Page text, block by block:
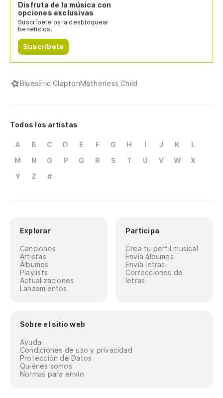
Disfruta de la música con
opciones exclusivas
Suscríbete para desbloquear
beneficios.
Suscríbete
BluesEric ClaptonMotherless Child
Todos los artistas
A B C D E F G H I J K
L
M
N O P Q R S T U V W
X
Y
Z #
Explorar
Canciones
Artistas
Álbumes
Playlists
Actualizaciones
Lanzamientos
Participa
Crea tu perfil musical
Envía álbumes
Envía letras
Correcciones de
letras
Sobre el sitio web
Ayuda
Condiciones de uso y privacidad
Protección de Datos
Quiénes somos
Normas para envío